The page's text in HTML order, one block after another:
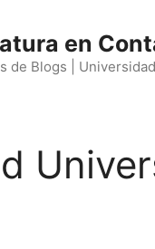
en
de Blogs |